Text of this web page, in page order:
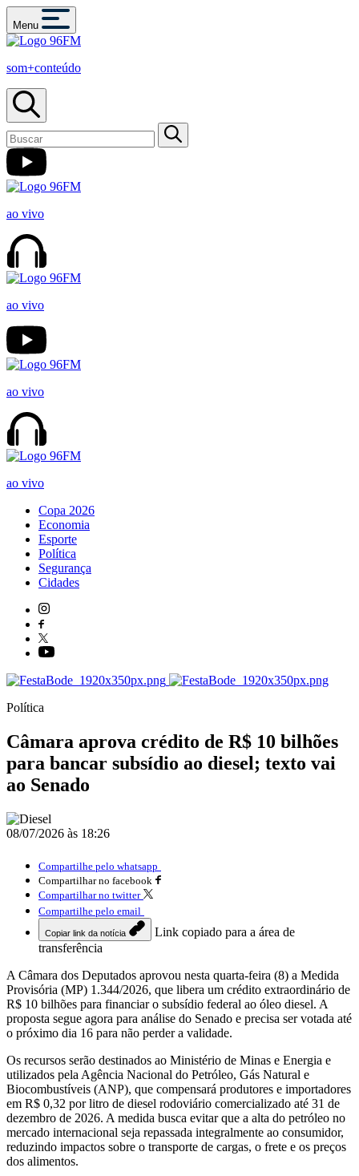
Menu
som+conteúdo
ao vivo
ao vivo
ao vivo
ao vivo
Copa 2026
Economia
Esporte
Política
Segurança
Cidades
Política
Câmara aprova crédito de R$ 10 bilhões
para bancar subsídio ao diesel; texto vai
ao Senado
08/07/2026 às 18:26
Compartilhe pelo whatsapp
Compartilhar no facebook
Compartilhar no twitter
Compartilhe pelo email
Copiar link da notícia
Link copiado para a área de
transferência
A Câmara dos Deputados aprovou nesta quarta-feira (8) a Medida
Provisória (MP) 1.344/2026, que libera um crédito extraordinário de
R$ 10 bilhões para financiar o subsídio federal ao óleo diesel. A
proposta segue agora para análise do Senado e precisa ser votada até
o próximo dia 16 para não perder a validade.
Os recursos serão destinados ao Ministério de Minas e Energia e
utilizados pela Agência Nacional do Petróleo, Gás Natural e
Biocombustíveis (ANP), que compensará produtores e importadores
em R$ 0,32 por litro de diesel rodoviário comercializado até 31 de
dezembro de 2026. A medida busca evitar que a alta do petróleo no
mercado internacional seja repassada integralmente ao consumidor,
reduzindo impactos sobre o transporte de cargas, o frete e os preços
dos alimentos.